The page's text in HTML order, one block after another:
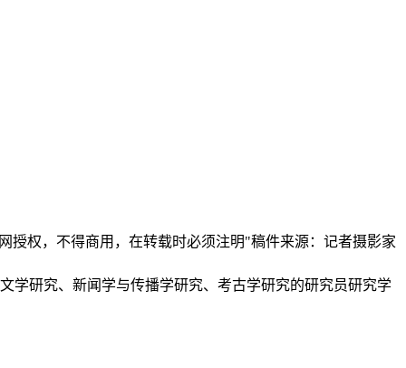
授权，不得商用，在转载时必须注明"稿件来源：记者摄影家
学研究、新闻学与传播学研究、考古学研究的研究员研究学